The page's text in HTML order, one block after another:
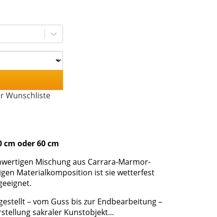
Wunschliste
oder 60 cm
Mischung aus Carrara-Marmor-
Materialkomposition ist sie wetterfest
– vom Guss bis zur Endbearbeitung –
sakraler Kunstobjekt...